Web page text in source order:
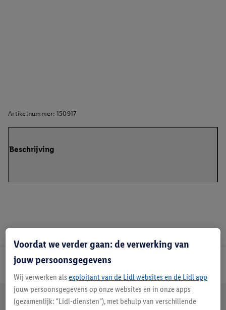
Artikelnummer: 150917
Beschrijving
Lidl Nieuwsbrief
Jouw voordelen bij ons als Lidl webshop klant
Gratis retourneren Veilig winkelen
Voordat we verder gaan: de verwerking van
jouw persoonsgegevens
Wij verwerken als exploitant van de Lidl websites en de Lidl app
jouw persoonsgegevens op onze websites en in onze apps
(gezamenlijk: "Lidl-diensten"), met behulp van verschillende